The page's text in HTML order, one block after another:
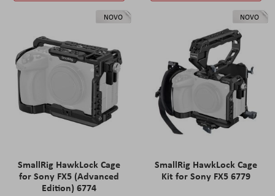
NOVO
SmallRig HawkLock Cage
for Sony FX5 (Advanced
Edition) 6774
NOVO
SmallRig HawkLock Cage
Kit for Sony FX5 6779